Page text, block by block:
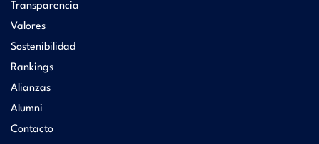
Transparencia
Valores
Sostenibilidad
Rankings
Alianzas
Alumni
Contacto